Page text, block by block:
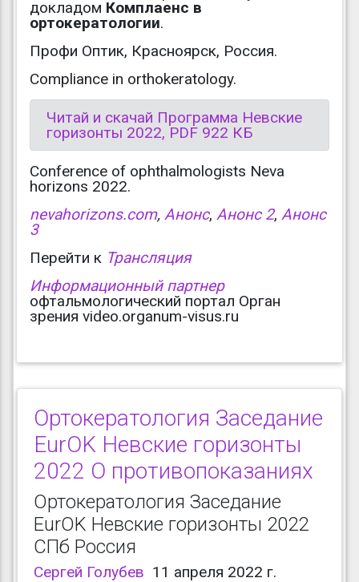
докладом Комплаенс в
ортокератологии.
Профи Оптик, Красноярск, Россия.
Compliance in orthokeratology.
Читай и скачай Программа Невские
горизонты 2022, PDF 922 КБ
Conference of ophthalmologists Neva
horizons 2022.
nevahorizons.com, Анонс, Анонс 2, Анонс
3
Перейти к Трансляция
Информационный партнер
офтальмологический портал Орган
зрения video.organum-visus.ru
Ортокератология Заседание
EurOK Невские горизонты
2022 О противопоказаниях
Ортокератология Заседание
EurOK Невские горизонты 2022
СПб Россия
Сергей Голубев 11 апреля 2022 г.